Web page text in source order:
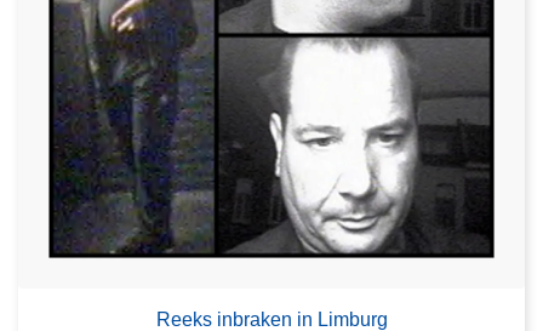
Reeks inbraken in Limburg